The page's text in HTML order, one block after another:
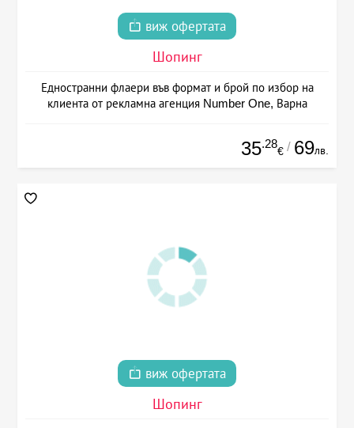
виж офертата
Шопинг
Едностранни флаери във формат и брой по избор на
клиента от рекламна агенция Number One, Варна
35.28
€ / 69лв.
виж офертата
Шопинг